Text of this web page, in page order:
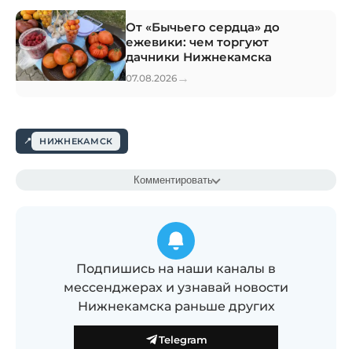
От «Бычьего сердца» до
ежевики: чем торгуют
дачники Нижнекамска
07.08.2026 →
НИЖНЕКАМСК
Комментировать
Подпишись на наши каналы в
мессенджерах и узнавай новости
Нижнекамска раньше других
Telegram